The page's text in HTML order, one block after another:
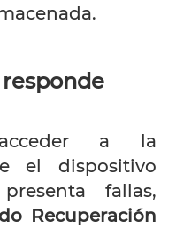
a la
el dispositivo
fallas,
Recuperación